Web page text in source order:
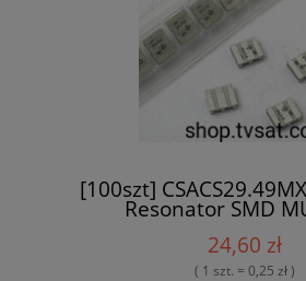
[100szt]
Resonator SMD
24,60 zł
( 1 szt. = 0,25 zł )